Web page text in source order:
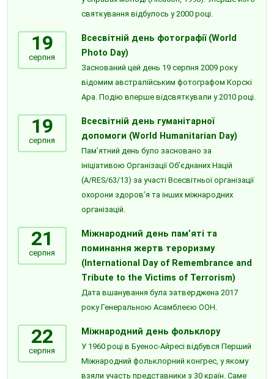
святкування відбулось у 2000 році.
19
серпня
Всесвітній день фотографії (World
Photo Day)
Заснований цей день 19 серпня 2009 року
відомим австралійським фотографом Корскі
Ара. Подію вперше відсвяткували у 2010 році.
19
серпня
Всесвітній день гуманітарної
допомоги (World Humanitarian Day)
Пам’ятний день було засновано за
ініціативою Організації Об’єднаних Націй
(A/RES/63/13) за участі Всесвітньої організації
охорони здоров’я та інших міжнародних
організацій.
21
серпня
Міжнародний день пам’яті та
поминання жертв тероризму
(International Day of Remembrance and
Tribute to the Victims of Terrorism)
Дата вшанування була затверджена 2017
року Генеральною Асамблеєю ООН.
22
серпня
Міжнародний день фольклору
У 1960 році в Буенос-Айресі відбувся Перший
Міжнародний фольклорний конгрес, у якому
взяли участь представники з 30 країн. Саме